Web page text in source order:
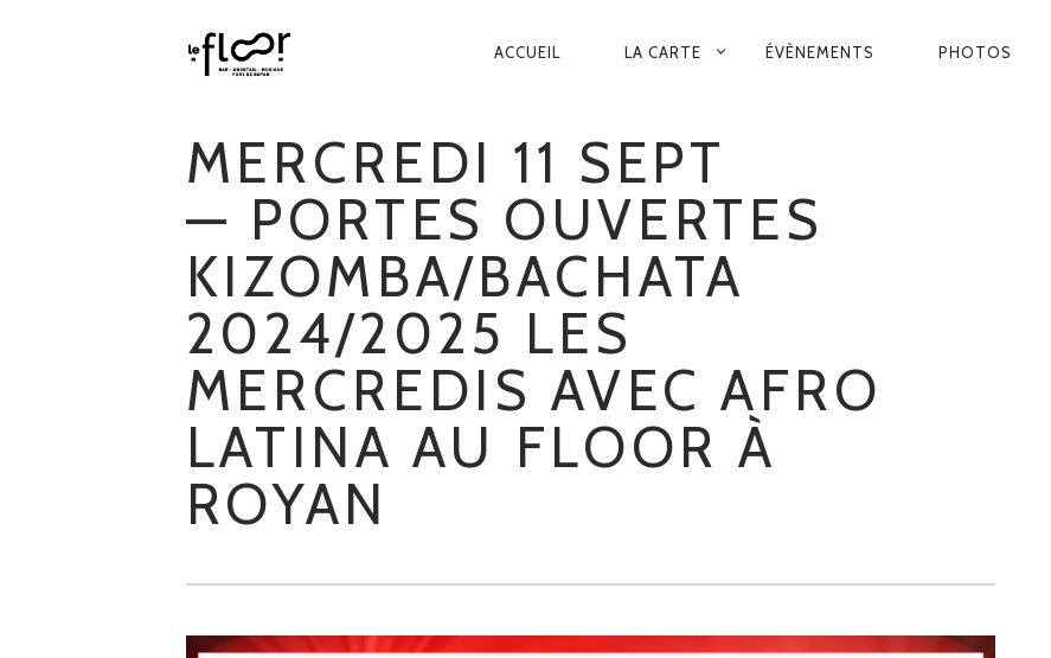
NAVIGATION
ACCUEIL LA CARTE ÉVÈNEMENTS PHOTOS
MERCREDI 11 SEPT
— PORTES OUVERTES
KIZOMBA/BACHATA
2024/2025 LES
MERCREDIS AVEC AFRO
LATINA AU FLOOR À
ROYAN